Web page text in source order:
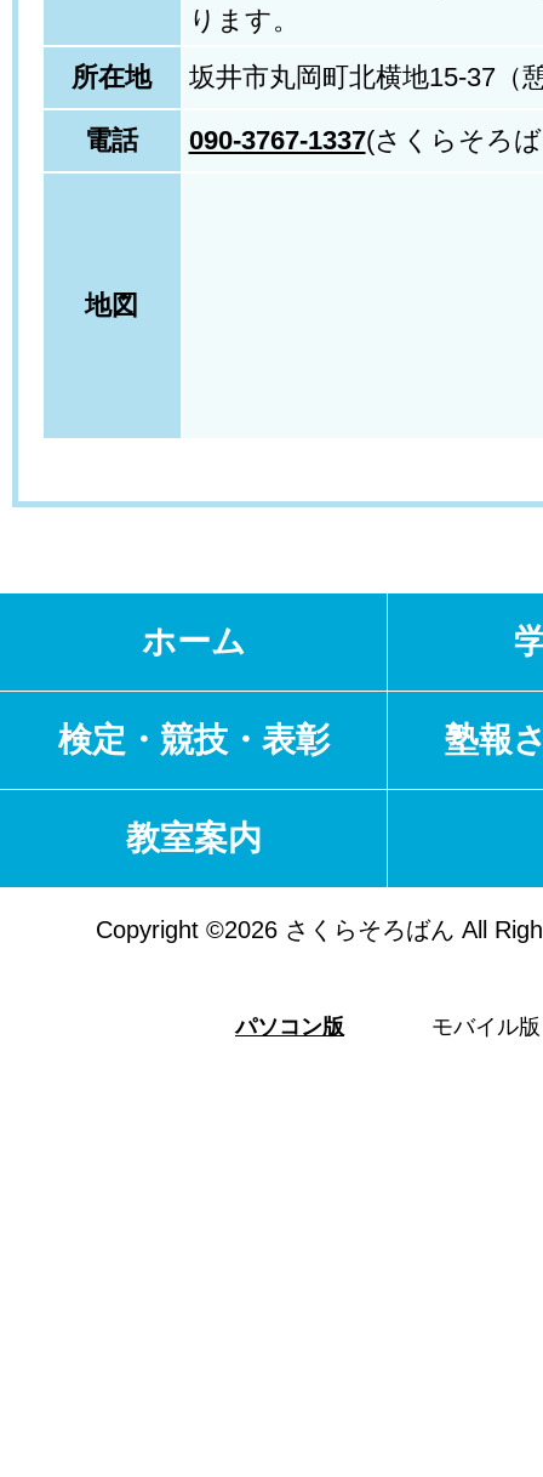
ります。
所在地
坂井市丸岡町北横地15-37（
電話 090-3767-1337(さくらそろ
地図
ホーム
検定・競技・表彰 塾報
教室案内
Copyright ©2026 さくらそろばん All
パソコン版 モバイル版